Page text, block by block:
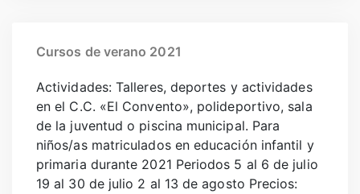
Cursos de verano 2021
Actividades: Talleres, deportes y actividades
en el C.C. «El Convento», polideportivo, sala
de la juventud o piscina municipal. Para
niños/as matriculados en educación infantil y
primaria durante 2021 Periodos 5 al 6 de julio
19 al 30 de julio 2 al 13 de agosto Precios: